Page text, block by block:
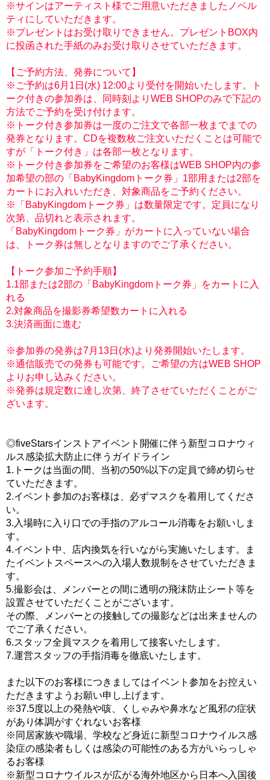
※サインはアーティスト様でご用意いただきましたノベル
ティにしていただきます。
※プレゼントはお受け取りできません。プレゼントBOX内
に投函された手紙のみお受け取りさせていただきます。
【ご予約方法、発券について】
※ご予約は6月1日(水) 12:00より受付を開始いたします。ト
ーク付きの参加券は、同時刻よりWEB SHOPのみで下記の
方法でご予約を受け付けます。
※トーク付き参加券は一度のご注文で各部一枚までまでの
発券となります。CDを複数枚ご注文いただくことは可能で
すが「トーク付き」は各部一枚となります。
※トーク付き参加券をご希望のお客様はWEB SHOP内の参
加希望の部の「BabyKingdomトーク券」1部用または2部を
カートにお入れいただき、対象商品をご予約ください。
※「BabyKingdomトーク券」は数量限定です。定員になり
次第、品切れと表示されます。
「BabyKingdomトーク券」がカートに入っていない場合
は、トーク券は無しとなりますのでご了承ください。
【トーク参加ご予約手順】
1.1部または2部の「BabyKingdomトーク券」をカートに入
れる
2.対象商品を撮影券希望数カートに入れる
3.決済画面に進む
※参加券の発券は7月13日(水)より発券開始いたします。
※通信販売での発券も可能です。ご希望の方はWEB SHOP
よりお申し込みください。
※発券は規定数に達し次第、終了させていただくことがご
ざいます。
◎fiveStarsインストアイベント開催に伴う新型コロナウィ
ルス感染拡大防止に伴うガイドライン
1.トークは当面の間、当初の50%以下の定員で締め切らせ
ていただきます。
2.イベント参加のお客様は、必ずマスクを着用してくださ
い。
3.入場時に入り口での手指のアルコール消毒をお願いしま
す。
4.イベント中、店内換気を行いながら実施いたします。ま
たイベントスペースへの入場人数規制をさせていただきま
す。
5.撮影会は、メンバーとの間に透明の飛沫防止シート等を
設置させていただくことがございます。
その際、メンバーとの接触しての撮影などは出来ませんの
でご了承ください。
6.スタッフ全員マスクを着用して接客いたします。
7.運営スタッフの手指消毒を徹底いたします。
また以下のお客様につきましてはイベント参加をお控えい
ただきますようお願い申し上げます。
※37.5度以上の発熱や咳、くしゃみや鼻水など風邪の症状
があり体調がすぐれないお客様
※同居家族や職場、学校など身近に新型コロナウイルス感
染症の感染者もしくは感染の可能性のある方がいらっしゃ
るお客様
※新型コロナウイルスが広がる海外地区から日本へ入国後